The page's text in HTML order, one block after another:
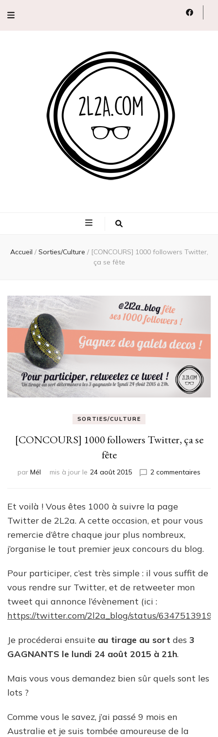
Accueil / Sorties/Culture / [CONCOURS] 1000 followers Twitter,
ça se fête
SORTIES/CULTURE
[CONCOURS] 1000 followers Twitter, ça se
fête
par Mél mis à jour le 24 août 2015 2 commentaires
ça
Et voilà ! Vous êtes 1000 à suivre la page
Twitter de 2L2a. A cette occasion, et pour vous
remercie d’être chaque jour plus nombreux,
j’organise le tout premier jeux concours du blog.
Pour participer, c’est très simple : il vous suffit de
vous rendre sur Twitter, et de retweeter mon
tweet qui annonce l’évènement (ici :
https://twitter.com/2l2a_blog/status/
Je procéderai ensuite au tirage au sort des 3
GAGNANTS le lundi 24 août 2015 à 21h.
Mais vous vous demandez bien sûr quels sont les
lots ?
Comme vous le savez, j’ai passé 9 mois en
Australie et je suis tombée amoureuse de la